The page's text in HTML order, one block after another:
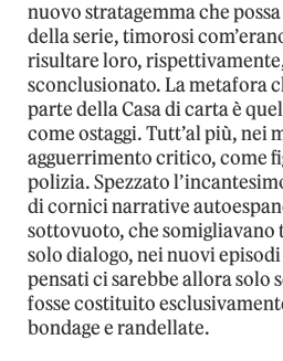
nuovo stratagemma che
della serie, timorosi
risultare loro,
sconclusionato. La metafora
parte della Casa di carta è
come ostaggi. Tutt’al più, nei
agguerrimento critico, come
polizia. Spezzato
di cornici narrative
sottovuoto, che somigliavano
solo dialogo, nei nuovi
pensati ci sarebbe allora solo
fosse costituito
bondage e randellate.